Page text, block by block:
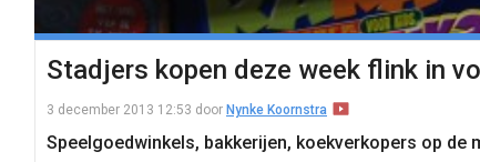
Stadjers kopen deze week flink in
3 december 2013 12:53 door Nynke Koornstra
Speelgoedwinkels, bakkerijen, koekverkopers op